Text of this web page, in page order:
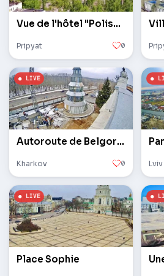
Vue de l'hôtel "Polissya"
Pripyat 0
Autoroute de Belgorod. Construction de temples.
Kharkov 0 Lviv
Place Sophie